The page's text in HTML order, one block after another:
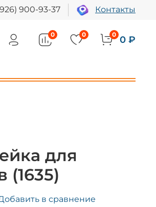
900-93-37 Контакты
0 0 0 0 ₽
для
(1635)
в сравнение